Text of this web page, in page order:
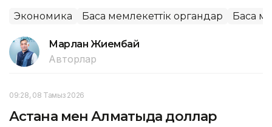
Экономика Басқа мемлекеттік органдар Басқа
Марлан Жиембай
Авторлар
09:28, 08 Тамыз 2026
Астана мен Алматыда доллар